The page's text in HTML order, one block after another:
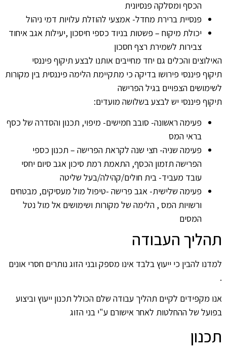
הכסף ומסלקה פנסיונית
פנסיית ברירת מחדל- אמצעי להוזלת עלויות דמי ניהול
יכולת מיקוח – פשטות בניוד כספי חיסכון ,יעילות אגב איחוד
צבירות לשמירת רצף חסכון
האילוצים והכלים גם יחד מחייבים אותנו לבצע תיקוף פיננסי
תיקוף פיננסי פירושו בדיקה כי מתקיימת הלימה פיננסית בין מקורות
לשימושים הצפויים בגיל הפרישה
תיקוף פיננסי יש לבצע בשלושה מועדים:
פעימה ראשונה- סובב חמישים- מיפוי, תכנון והסדרה של כסף
בראי המס
פעימה שניה- חצי שנה לקראת הפרישה – תכנון כספי
הפרישה תזמון הכסף, התאמת רמת סיכון אגב סיום יחסי
עובד מעביד- בית חולים/קהילה/בעל שליטה
פעימה שלישית- אגב פרישה -טיפול מול מעסיקים, מבטחים
ורשויות המס , הלימה של מקורות ושימושים אל מול נטל
המסים
תהליך העבודה
למדנו להבין כי ייעוץ בלבד אינו מספק ובני הזוג נותרים חסרי אונים
.
אנו מקפידים לקיים תהליך עבודה שלם הכולל תכנון ייעוץ וביצוע
בפועל של ההחלטות לאחר אישורם ע"י בני הזוג
תכנון